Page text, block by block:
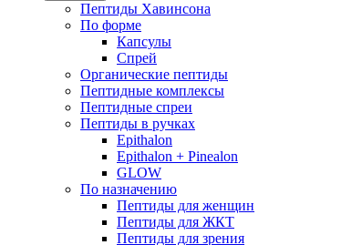
Пептиды Хавинсона
По форме
Капсулы
Спрей
Органические пептиды
Пептидные комплексы
Пептидные спреи
Пептиды в ручках
Epithalon
Epithalon + Pinealon
GLOW
По назначению
Пептиды для женщин
Пептиды для ЖКТ
Пептиды для зрения